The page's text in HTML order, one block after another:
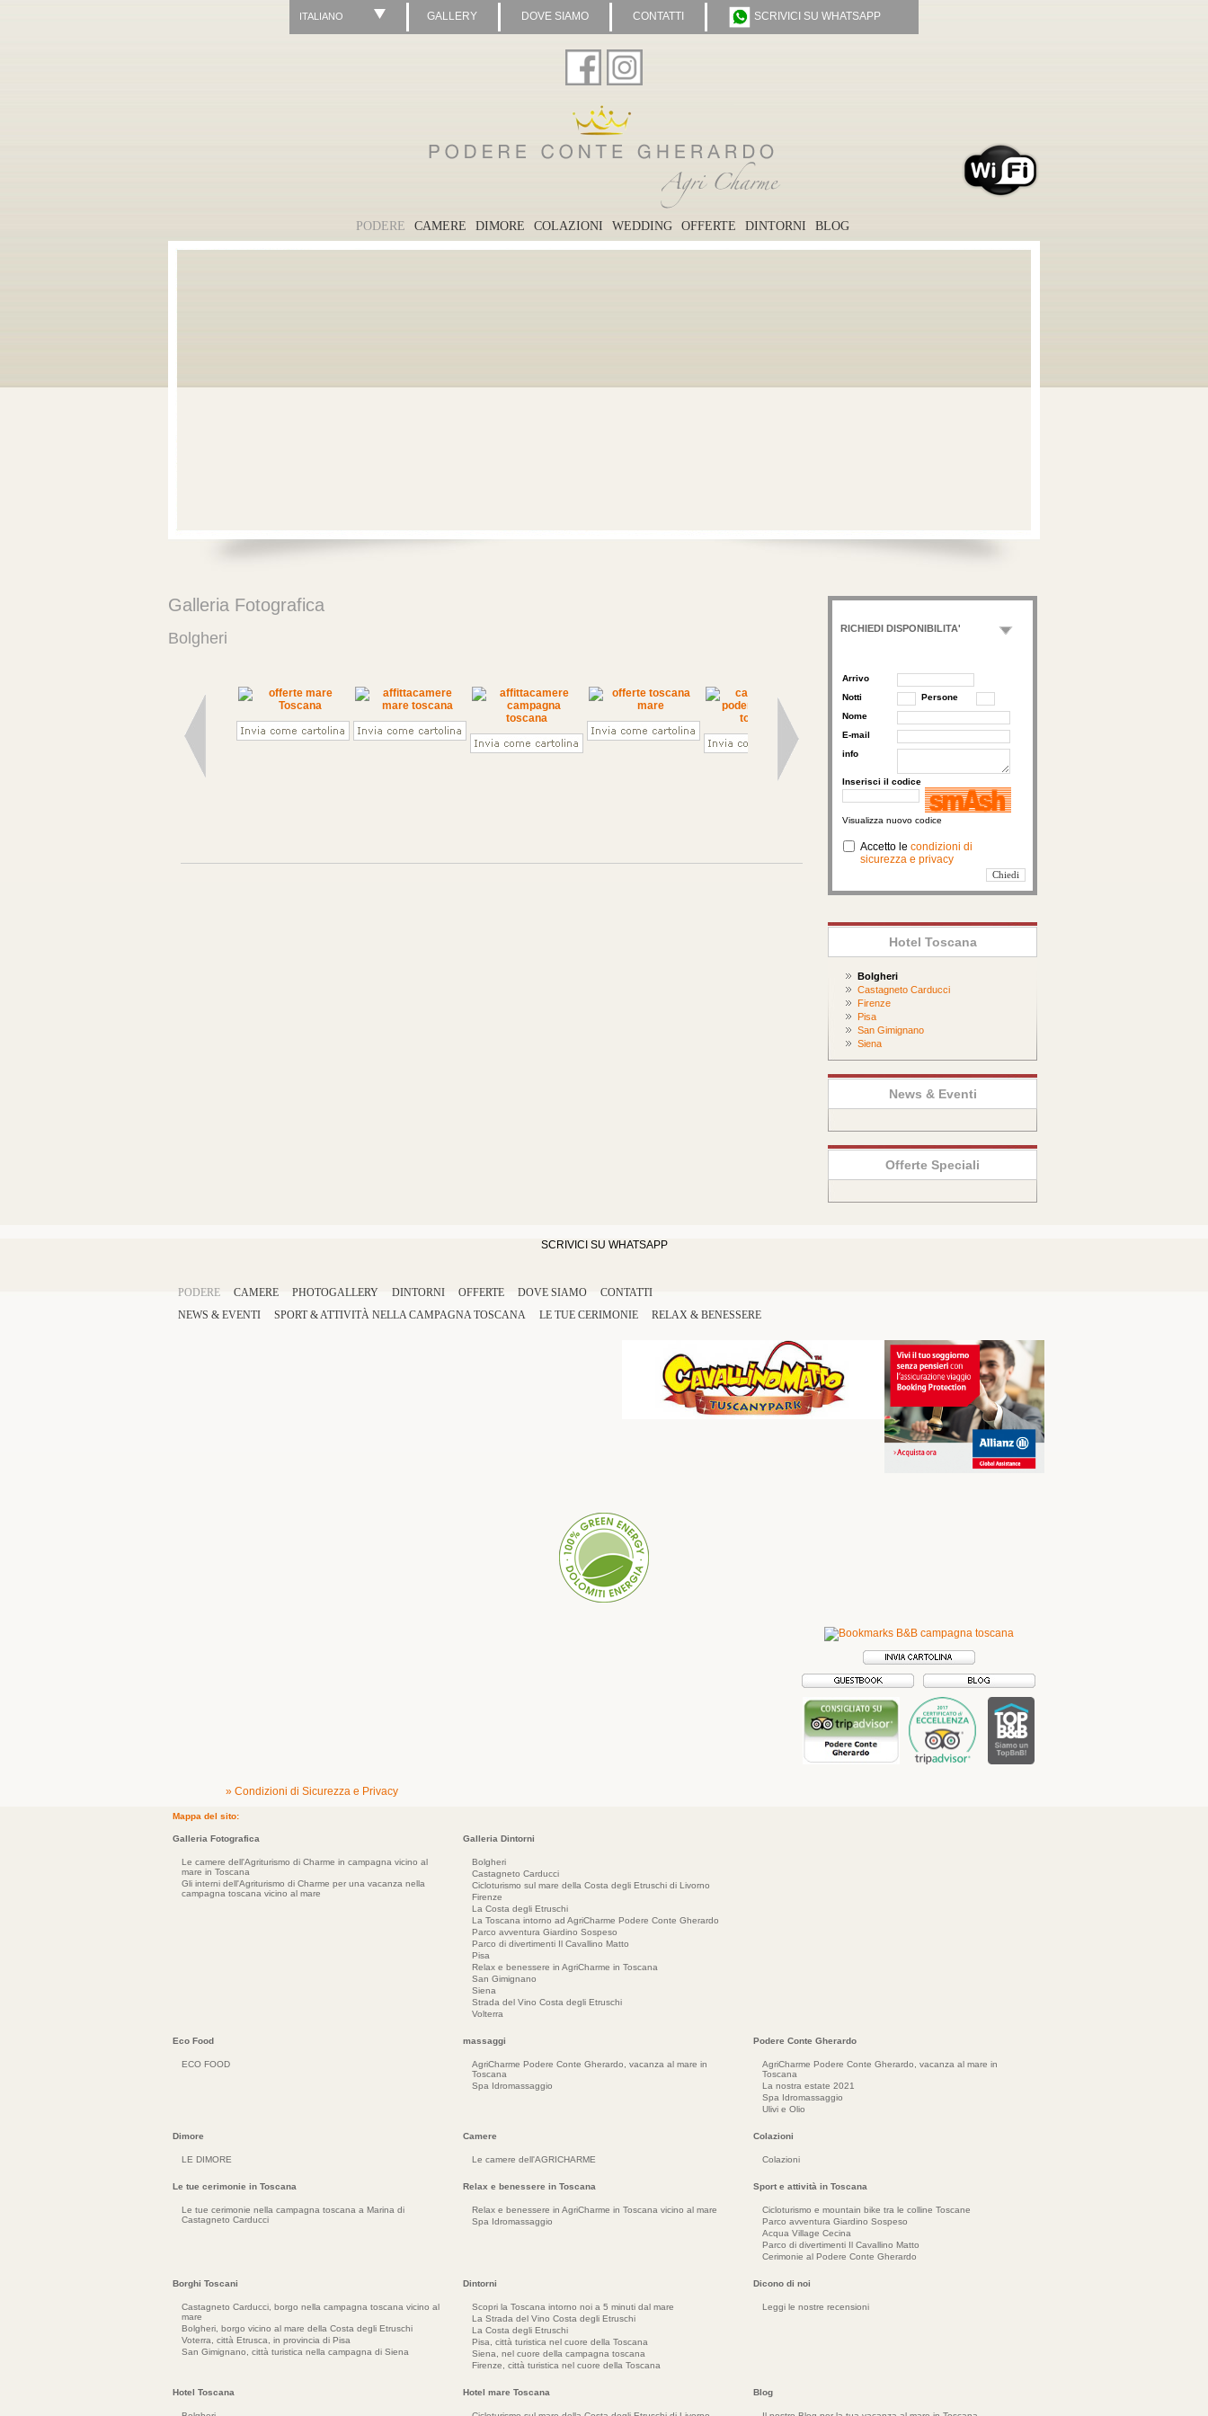
ITALIANO GALLERY DOVE SIAMO CONTATTI SCRIVICI SU WHATSAPP
PODERE CAMERE DIMORE COLAZIONI WEDDING OFFERTE DINTORNI BLOG
RICHIEDI DISPONIBILITA'
Arrivo
Notti
Persone
Nome
E-mail
info
Inserisci il codice
Visualizza nuovo codice
Accetto le condizioni di
sicurezza e privacy
Hotel Toscana
Bolgheri
Castagneto Carducci
Firenze
Pisa
San Gimignano
Siena
News & Eventi
Offerte Speciali
Galleria Fotografica
Bolgheri
SCRIVICI SU WHATSAPP
PODERE CAMERE PHOTOGALLERY DINTORNI OFFERTE DOVE SIAMO
CONTATTI
NEWS & EVENTI
SPORT&ATTIVITÀ NELLACAMPAGNA TOSCANA LE TUE CERIMONIE RELAX & BENESSERE
» Condizioni di Sicurezza e Privacy
Mappa del sito:
Galleria Fotografica
Le camere dell'Agriturismo di Charme in campagna vicino al
mare in Toscana
Gli interni dell'Agriturismo di Charme per una vacanza nella
campagna toscana vicino al mare
Galleria Dintorni
Bolgheri
Castagneto Carducci
Cicloturismo sul mare della Costa degli Etruschi di Livorno
Firenze
La Costa degli Etruschi
La Toscana intorno ad AgriCharme Podere Conte Gherardo
Parco avventura Giardino Sospeso
Parco di divertimenti Il Cavallino Matto
Pisa
Relax e benessere in AgriCharme in Toscana
San Gimignano
Siena
Strada del Vino Costa degli Etruschi
Volterra
Eco Food
ECO FOOD
massaggi
AgriCharme Podere Conte Gherardo, vacanza al mare in
Toscana
Spa Idromassaggio
Podere Conte Gherardo
AgriCharme Podere Conte Gherardo, vacanza al mare in
Toscana
La nostra estate 2021
Spa Idromassaggio
Ulivi e Olio
Dimore
LE DIMORE
Camere
Le camere dell'AGRICHARME
Colazioni
Colazioni
Le tue cerimonie in Toscana
Le tue cerimonie nella campagna toscana a Marina di
Castagneto Carducci
Relax e benessere in Toscana
Relax e benessere in AgriCharme in Toscana vicino al mare
Spa Idromassaggio
Sport e attività in Toscana
Cicloturismo e mountain bike tra le colline Toscane
Parco avventura Giardino Sospeso
Acqua Village Cecina
Parco di divertimenti Il Cavallino Matto
Cerimonie al Podere Conte Gherardo
Borghi Toscani
Castagneto Carducci, borgo nella campagna toscana vicino al
mare
Bolgheri, borgo vicino al mare della Costa degli Etruschi
Voterra, città Etrusca, in provincia di Pisa
San Gimignano, città turistica nella campagna di Siena
Dintorni
Scopri la Toscana intorno noi a 5 minuti dal mare
La Strada del Vino Costa degli Etruschi
La Costa degli Etruschi
Pisa, città turistica nel cuore della Toscana
Siena, nel cuore della campagna toscana
Firenze, città turistica nel cuore della Toscana
Dicono di noi
Leggi le nostre recensioni
Hotel Toscana Hotel mare Toscana Blog